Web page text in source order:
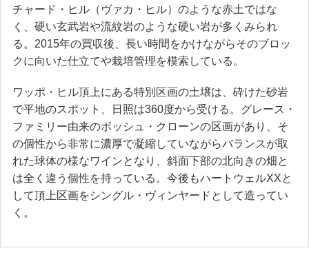
チャード・ヒル（ヴァカ・ヒル）のような赤土ではな
く、硬い玄武岩や流紋岩のような硬い岩が多くみられ
る。2015年の買収後、長い時間をかけながらそのブロッ
クに向いた仕立てや栽培管理を模索している。
ワッポ・ヒル頂上にある特別区画の土壌は、砕けた砂岩
で平地のスポット、日照は360度から受ける。グレース・
ファミリー由来のボッシュ・クローンの区画があり、そ
の個性から非常に濃厚で凝縮していながらバランスが取
れた球体の様なワインとなり、斜面下部の北向きの畑と
は全く違う個性を持っている。今後もハートウェルXXと
して頂上区画をシングル・ヴィンヤードとして造ってい
く。